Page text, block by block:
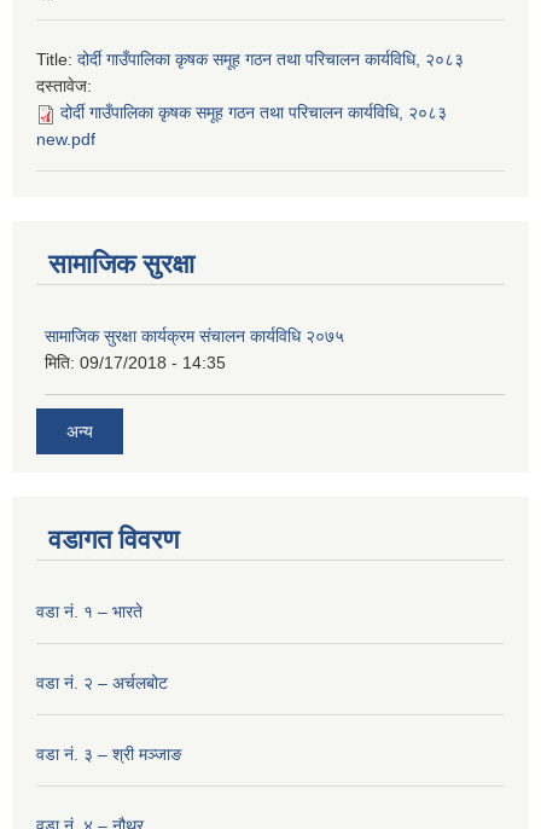
Title: दोर्दी गाउँपालिका कृषक समूह गठन तथा परिचालन कार्यविधि, २०८३
दस्तावेज:
दोर्दी गाउँपालिका कृषक समूह गठन तथा परिचालन कार्यविधि, २०८३
new.pdf
सामाजिक सुरक्षा
सामाजिक सुरक्षा कार्यक्रम संचालन कार्यविधि २०७५
मिति: 09/17/2018 - 14:35
अन्य
वडागत विवरण
वडा नं. १ – भारते
वडा नं. २ – अर्चलबोट
वडा नं. ३ – श्री मञ्‍जाङ
वडा नं. ४ – नौथर